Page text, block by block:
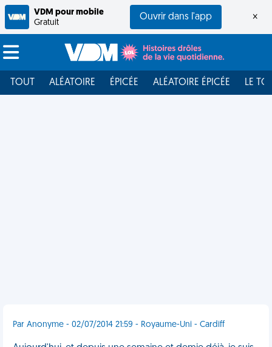
VDM pour mobile
Gratuit
Ouvrir dans l'app ×
TOUT ALÉATOIRE ÉPICÉE ALÉATOIRE ÉPICÉE LE
Par Anonyme - 02/07/2014 21:59 - Royaume-Uni - Cardiff